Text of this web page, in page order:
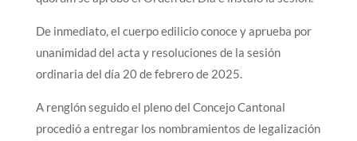
De inmediato, el cuerpo edilicio conoce y aprueba por
unanimidad del acta y resoluciones de la sesión
ordinaria del día 20 de febrero de 2025.
A renglón seguido el pleno del Concejo Cantonal
procedió a entregar los nombramientos de legalización